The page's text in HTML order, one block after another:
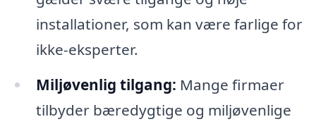
installationer, som kan være farlige for
ikke-eksperter.
Miljøvenlig tilgang: Mange firmaer
tilbyder bæredygtige og miljøvenlige